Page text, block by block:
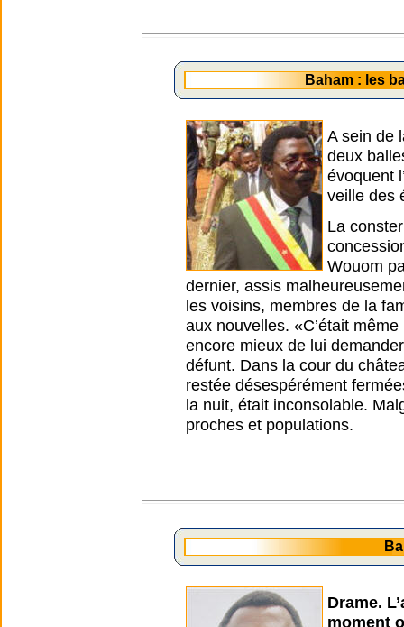
Baham : les
A sein de
deux
évoquent
veille des
La
Wouom
dernier, assis
les voisins, membres de la
aux nouvelles. «C’était
encore mieux de lui
défunt. Dans la cour du
restée désespérément
la nuit, était inconsolable.
proches et populations.
Drame.
moment